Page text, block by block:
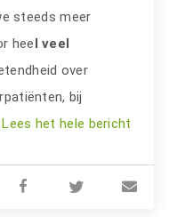
steeds meer
heel veel
over
bij
Lees het hele bericht